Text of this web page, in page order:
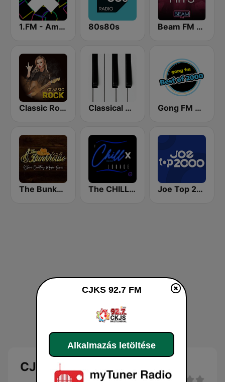
1.FM - Amsterdam Trance 80s80s Beam FM - Adult Hits
Classic Rock Station Classical Horizon Radio (International) Gong FM Best of 2000
The Bunkhouse The CHILLx Lounge Joe Top 2000
CJKS 92.7 FM
CJKS 92.7 FM
Alkalmazás letöltése